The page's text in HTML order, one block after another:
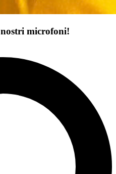
microfoni!